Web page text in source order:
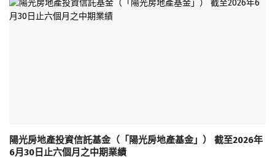
陽光房地產投資信託基金（「陽光房地產基金」） 截至2026年
6月30日止六個月之中期業績